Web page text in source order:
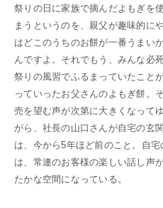
祭りの日に家族で摘んだよもぎを
まうというのを、親父が趣味的に
はどこのうちのお餅が一番うまい
んですよ。それでもう、みんな必
祭りの風習でふるまっていたこと
っていったお父さんのよもぎ餅。
売を望む声が次第に大きくなって
がら、社長の山口さんが自宅の玄
は、今から5年ほど前のこと。自
は、常連のお客様の楽しい話し声
たかな空間になっている。